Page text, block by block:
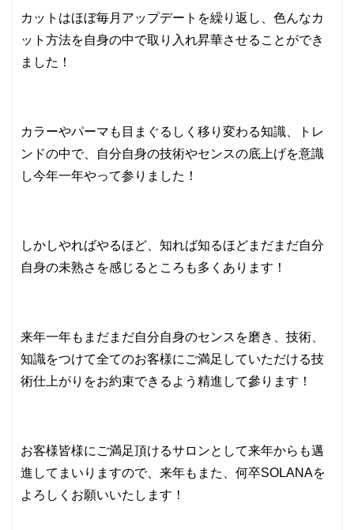
カットはほぼ毎月アップデートを繰り返し、色んなカ
ット方法を自身の中で取り入れ昇華させることができ
ました！
カラーやパーマも目まぐるしく移り変わる知識、トレ
ンドの中で、自分自身の技術やセンスの底上げを意識
し今年一年やって参りました！
しかしやればやるほど、知れば知るほどまだまだ自分
自身の未熟さを感じるところも多くあります！
来年一年もまだまだ自分自身のセンスを磨き、技術、
知識をつけて全てのお客様にご満足していただける技
術仕上がりをお約束できるよう精進して參ります！
お客様皆様にご満足頂けるサロンとして来年からも邁
進してまいりますので、来年もまた、何卒SOLANAを
よろしくお願いいたします！